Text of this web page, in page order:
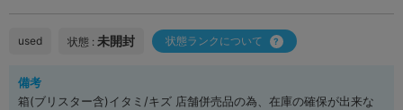
used 状態 : 未開封 状態ランクについて
備考
箱(ブリスター含)イタミ/キズ 店舗併売品の為、在庫の確保が出来な